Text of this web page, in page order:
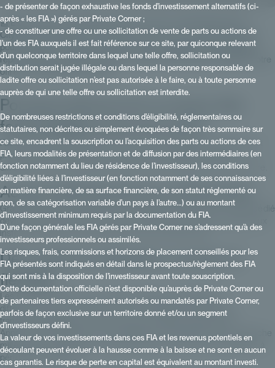
- de présenter de façon exhaustive les fonds d’investissement alternatifs (ci-
après « les FIA ») gérés par Private Corner ;
- de constituer une offre ou une sollicitation de vente de parts ou actions de
l’un des FIA auxquels il est fait référence sur ce site, par quiconque relevant
d’un quelconque territoire dans lequel une telle offre, sollicitation ou
distribution serait jugée illégale ou dans lequel la personne responsable de
ladite offre ou sollicitation n’est pas autorisée à le faire, ou à toute personne
auprès de qui une telle offre ou sollicitation est interdite.
De nombreuses restrictions et conditions d’éligibilité, réglementaires ou
statutaires, non décrites ou simplement évoquées de façon très sommaire sur
ce site, encadrent la souscription ou l’acquisition des parts ou actions de ces
FIA, leurs modalités de présentation et de diffusion par des intermédiaires (en
fonction notamment du lieu de résidence de l’investisseur), les conditions
d’éligibilité liées à l’investisseur (en fonction notamment de ses connaissances
en matière financière, de sa surface financière, de son statut réglementé ou
non, de sa catégorisation variable d’un pays à l’autre…) ou au montant
d’investissement minimum requis par la documentation du FIA.
D’une façon générale les FIA gérés par Private Corner ne s’adressent qu’à des
investisseurs professionnels ou assimilés.
Les risques, frais, commissions et horizons de placement conseillés pour les
FIA présentés sont indiqués en détail dans le prospectus/règlement des FIA
qui sont mis à la disposition de l’investisseur avant toute souscription.
Cette documentation officielle n’est disponible qu’auprès de Private Corner ou
de partenaires tiers expressément autorisés ou mandatés par Private Corner,
parfois de façon exclusive sur un territoire donné et/ou un segment
d’investisseurs défini.
La valeur de vos investissements dans ces FIA et les revenus potentiels en
découlant peuvent évoluer à la hausse comme à la baisse et ne sont en aucun
cas garantis. Le risque de perte en capital est équivalent au montant investi.
📰 Essor des fonds dédiés dans le non coté : notre tribune dans
Citywire France Merci à la rédaction de nous avoir donné la parole
pour partager la vision de Private Corner puisque les fonds dédiés
représentent une partie de notre activité ! Ils viennent compléter notre
offre en architecture ouverte.
Pourquoi observe t’on un essor des
fonds dédiés sur le non coté ?
Face à la standardisation des offres, les fonds dédiés permettent aux
professionnels de la Gestion de Fortune et de Patrimoine de se
différencier en proposant des solutions d’investissement sur-mesure.
Accès institutionnel aux actifs privés
Grâce l'efficacité des processus numériques, structurer un fonds dédié
devient accessible à l’instar des mandats institutionnels proposés aux
institutionnels par les grands acteurs du private equity .
Des solutions adaptées, souples et
flexibles
Les Conseillers Financiers peuvent définir des stratégies
différenciantes selon plusieurs axes : Stratégies thématiques :
transition énergétique, infrastructures durables, dette privée…
Approches segmentées : pour s’adapter à l’investisseur final. Approche
millésimée : diversification optimisée grâce à des fonds renouvelés à
périodicité régulière.